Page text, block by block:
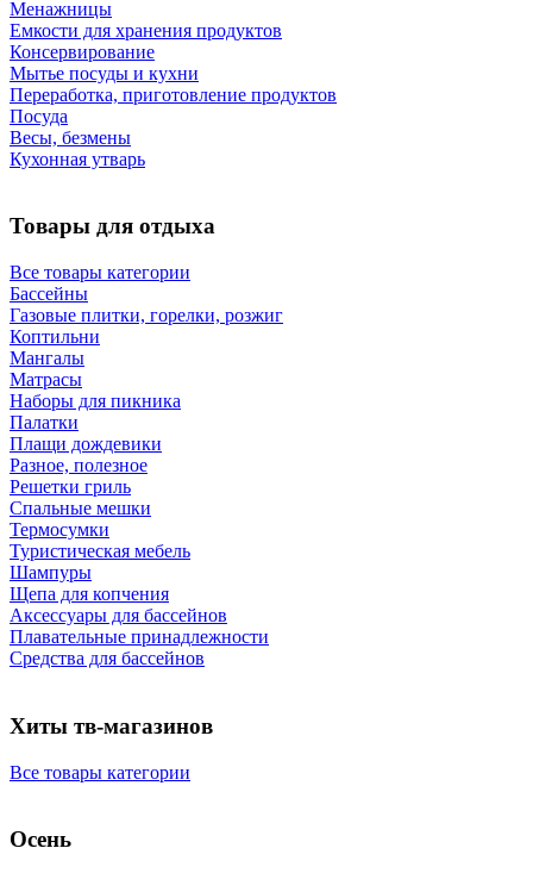
Менажницы
Емкости для хранения продуктов
Консервирование
Мытье посуды и кухни
Переработка, приготовление продуктов
Посуда
Весы, безмены
Кухонная утварь
Товары для отдыха
Все товары категории
Бассейны
Газовые плитки, горелки, розжиг
Коптильни
Мангалы
Матрасы
Наборы для пикника
Палатки
Плащи дождевики
Разное, полезное
Решетки гриль
Спальные мешки
Термосумки
Туристическая мебель
Шампуры
Щепа для копчения
Аксессуары для бассейнов
Плавательные принадлежности
Средства для бассейнов
Хиты тв-магазинов
Все товары категории
Осень